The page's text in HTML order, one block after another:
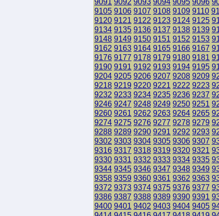
9105 9106 9107 9108 9109 9110
9120 9121 9122 9123 9124 9125
9134 9135 9136 9137 9138 9139
9148 9149 9150 9151 9152 9153
9162 9163 9164 9165 9166 9167
9176 9177 9178 9179 9180 9181
9190 9191 9192 9193 9194 9195
9204 9205 9206 9207 9208 9209
9218 9219 9220 9221 9222 9223
9232 9233 9234 9235 9236 9237
9246 9247 9248 9249 9250 9251
9260 9261 9262 9263 9264 9265
9274 9275 9276 9277 9278 9279
9288 9289 9290 9291 9292 9293
9302 9303 9304 9305 9306 9307
9316 9317 9318 9319 9320 9321
9330 9331 9332 9333 9334 9335
9344 9345 9346 9347 9348 9349
9358 9359 9360 9361 9362 9363
9372 9373 9374 9375 9376 9377
9386 9387 9388 9389 9390 9391
9400 9401 9402 9403 9404 9405